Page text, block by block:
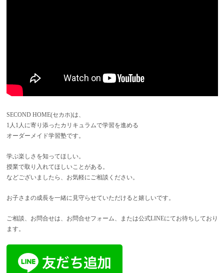
SECOND HOME(セカホ)は、
1人1人に寄り添ったカリキュラムで学習を進める
オーダーメイド学習塾です。
学ぶ楽しさを知ってほしい。
授業で取り入れてほしいことがある。
などございましたら、お気軽にご相談ください。
お子さまの成長を一緒に見守らせていただけると嬉しいです。
ご相談、お問合せは、お問合せフォーム、または公式LINEにてお待ちしており
ます。